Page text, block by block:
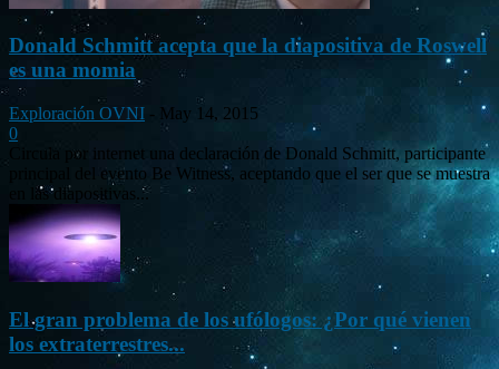
Donald Schmitt acepta que la diapositiva de Roswell
es una momia
Exploración OVNI - May 14, 2015
0
Circula por internet una declaración de Donald Schmitt, participante
principal del evento Be Witness, aceptando que el ser que se muestra
en las diapositivas...
El gran problema de los ufólogos: ¿Por qué vienen
los extraterrestres...